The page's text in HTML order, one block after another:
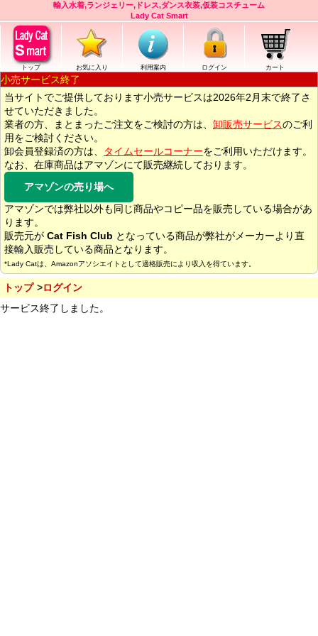
輸入水着,ランジェリー,ドレス,ダンス衣装,仮装コスチューム
Lady Cat Smart
トップ お気に入り 利用案内 ログイン カート
小売サービス終了
当サイトでご提供しております小売サービスは2026年2月末で終了さ
せていただきました。
業者の方、まとまったご注文をご検討の方は、 卸販売サービスのご利
用をご検討ください。
卸会員登録済の方は、
タイムセールコーナーをご利用いただけます。
なお、在庫商品はアマゾンにて販売継続しております。
アマゾンの売り場へ
アマゾンでは弊社以外も同じ商品やコピー品を販売している場合があ
ります。
販売元が Cat Fish Club となっている商品が弊社がメーカーより直
接輸入販売している商品となります。
*Lady Catは、Amazonアソシエイトとして適格販売により収入を得ています。
トップ
ログイン
サービス終了しました。